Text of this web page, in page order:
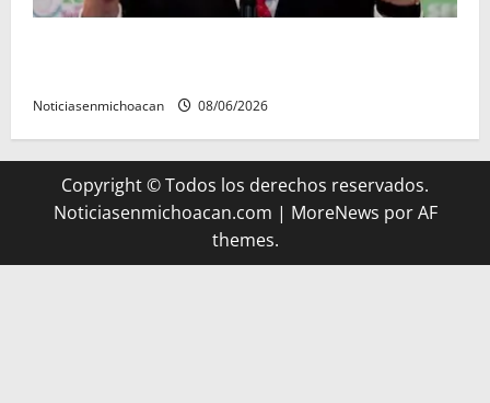
Noticiasenmichoacan 08/06/2026
Copyright © Todos los derechos reservados.
Noticiasenmichoacan.com | MoreNews por AF
themes.